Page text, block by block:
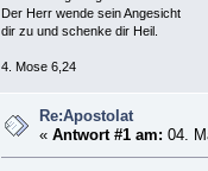
Der Herr wende sein Angesicht
dir zu und schenke dir Heil.
4. Mose 6,24
Re:Apostolat
«Antwort #1 am: 04.